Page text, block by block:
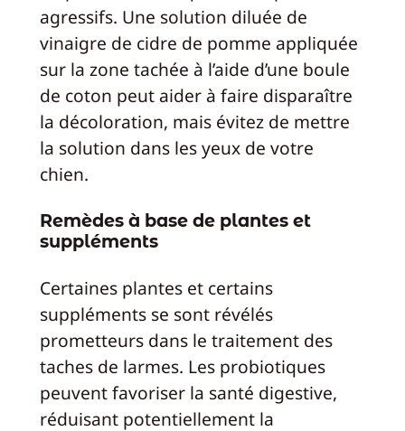
agressifs. Une solution diluée de
vinaigre de cidre de pomme appliquée
sur la zone tachée à l’aide d’une boule
de coton peut aider à faire disparaître
la décoloration, mais évitez de mettre
la solution dans les yeux de votre
chien.
Remèdes à base de plantes et
suppléments
Certaines plantes et certains
suppléments se sont révélés
prometteurs dans le traitement des
taches de larmes. Les probiotiques
peuvent favoriser la santé digestive,
réduisant potentiellement la